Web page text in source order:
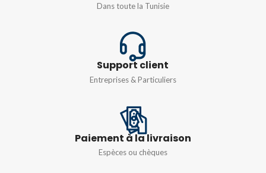
Dans toute la Tunisie
Support client
Entreprises & Particuliers
Paiement à la livraison
Espèces ou chèques